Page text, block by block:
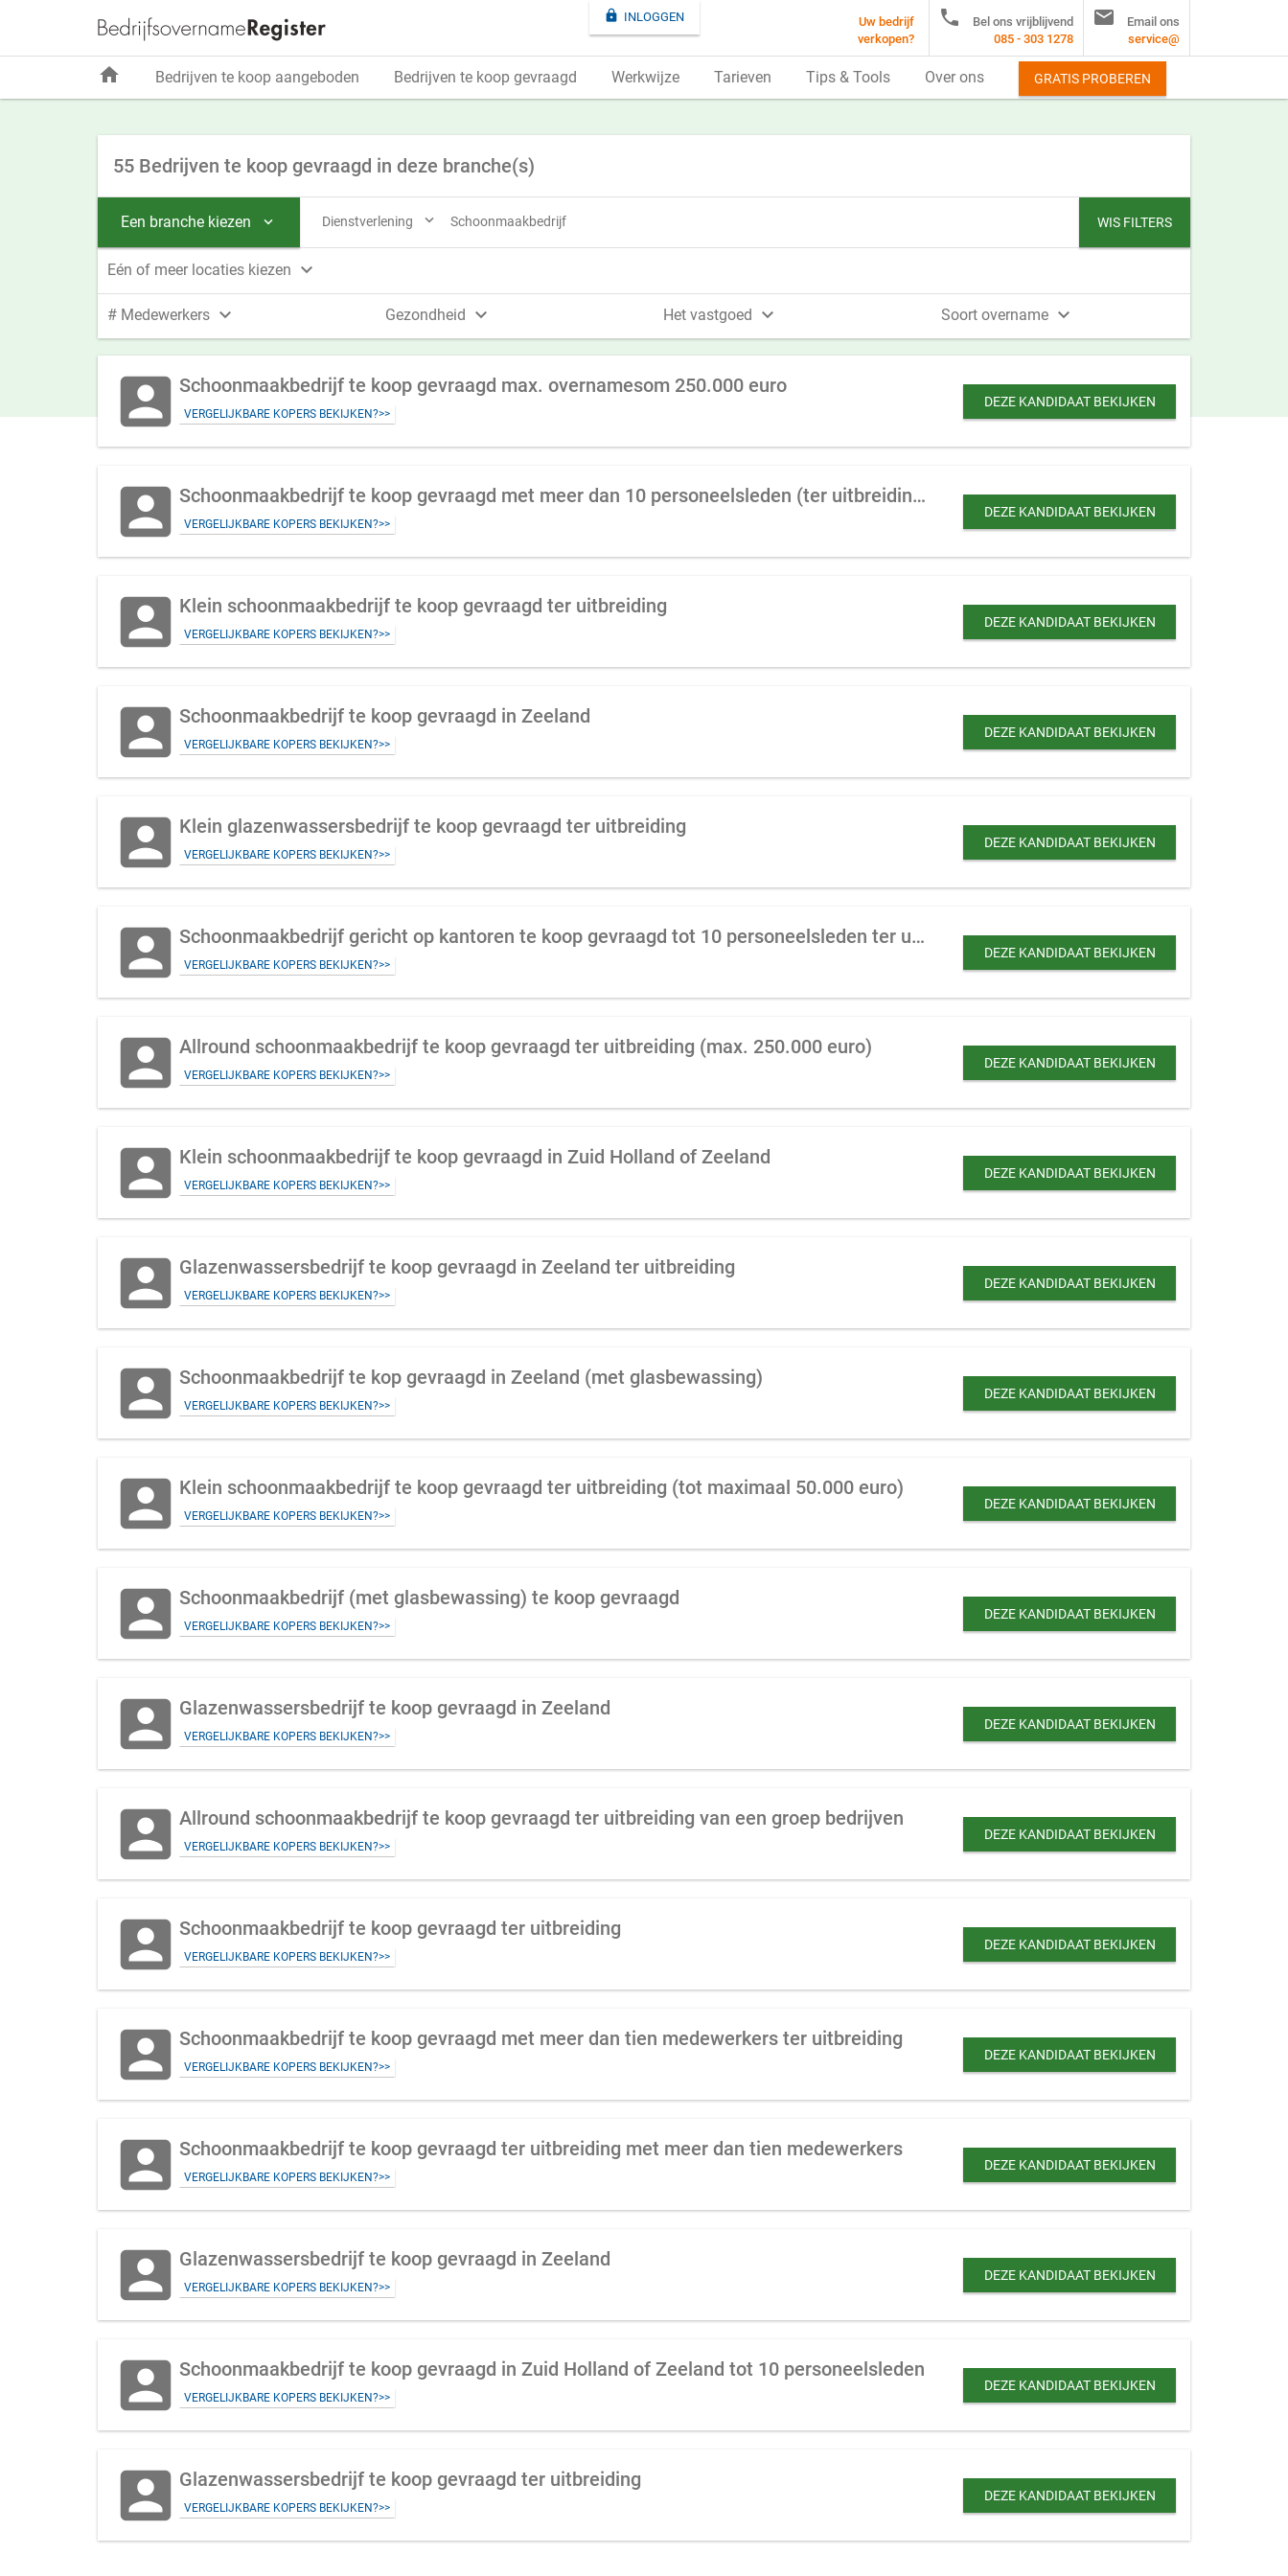
55 Bedrijven te koop gevraagd in deze branche(s)
Een branche kiezen  Dienstverlening  Schoonmaakbedrijf
Eén of meer locaties kiezen 
# Medewerkers  Gezondheid  Het vastgoed  Soort overname 
WIS FILTERS
account_box Schoonmaakbedrijf te koop gevraagd max. overnamesom 250.000 euro
VERGELIJKBARE KOPERS BEKIJKEN?>>
DEZE KANDIDAAT BEKIJKEN
account_box Schoonmaakbedrijf te koop gevraagd met meer dan 10 personeelsleden (ter uitbreiding)
VERGELIJKBARE KOPERS BEKIJKEN?>>
DEZE KANDIDAAT BEKIJKEN
account_box Klein schoonmaakbedrijf te koop gevraagd ter uitbreiding
VERGELIJKBARE KOPERS BEKIJKEN?>>
DEZE KANDIDAAT BEKIJKEN
account_box Schoonmaakbedrijf te koop gevraagd in Zeeland
VERGELIJKBARE KOPERS BEKIJKEN?>>
DEZE KANDIDAAT BEKIJKEN
account_box Klein glazenwassersbedrijf te koop gevraagd ter uitbreiding
VERGELIJKBARE KOPERS BEKIJKEN?>>
DEZE KANDIDAAT BEKIJKEN
account_box Schoonmaakbedrijf gericht op kantoren te koop gevraagd tot 10 personeelsleden ter uitbreiding
VERGELIJKBARE KOPERS BEKIJKEN?>>
DEZE KANDIDAAT BEKIJKEN
account_box Allround schoonmaakbedrijf te koop gevraagd ter uitbreiding (max. 250.000 euro)
VERGELIJKBARE KOPERS BEKIJKEN?>>
DEZE KANDIDAAT BEKIJKEN
account_box Klein schoonmaakbedrijf te koop gevraagd in Zuid Holland of Zeeland
VERGELIJKBARE KOPERS BEKIJKEN?>>
DEZE KANDIDAAT BEKIJKEN
account_box Glazenwassersbedrijf te koop gevraagd in Zeeland ter uitbreiding
VERGELIJKBARE KOPERS BEKIJKEN?>>
DEZE KANDIDAAT BEKIJKEN
account_box Schoonmaakbedrijf te kop gevraagd in Zeeland (met glasbewassing)
VERGELIJKBARE KOPERS BEKIJKEN?>>
DEZE KANDIDAAT BEKIJKEN
account_box Klein schoonmaakbedrijf te koop gevraagd ter uitbreiding (tot maximaal 50.000 euro)
VERGELIJKBARE KOPERS BEKIJKEN?>>
DEZE KANDIDAAT BEKIJKEN
account_box Schoonmaakbedrijf (met glasbewassing) te koop gevraagd
VERGELIJKBARE KOPERS BEKIJKEN?>>
DEZE KANDIDAAT BEKIJKEN
account_box Glazenwassersbedrijf te koop gevraagd in Zeeland
VERGELIJKBARE KOPERS BEKIJKEN?>>
DEZE KANDIDAAT BEKIJKEN
account_box Allround schoonmaakbedrijf te koop gevraagd ter uitbreiding van een groep bedrijven
VERGELIJKBARE KOPERS BEKIJKEN?>>
DEZE KANDIDAAT BEKIJKEN
account_box Schoonmaakbedrijf te koop gevraagd ter uitbreiding
VERGELIJKBARE KOPERS BEKIJKEN?>>
DEZE KANDIDAAT BEKIJKEN
account_box Schoonmaakbedrijf te koop gevraagd met meer dan tien medewerkers ter uitbreiding
VERGELIJKBARE KOPERS BEKIJKEN?>>
DEZE KANDIDAAT BEKIJKEN
account_box Schoonmaakbedrijf te koop gevraagd ter uitbreiding met meer dan tien medewerkers
VERGELIJKBARE KOPERS BEKIJKEN?>>
DEZE KANDIDAAT BEKIJKEN
account_box Glazenwassersbedrijf te koop gevraagd in Zeeland
VERGELIJKBARE KOPERS BEKIJKEN?>>
DEZE KANDIDAAT BEKIJKEN
account_box Schoonmaakbedrijf te koop gevraagd in Zuid Holland of Zeeland tot 10 personeelsleden
VERGELIJKBARE KOPERS BEKIJKEN?>>
DEZE KANDIDAAT BEKIJKEN
account_box Glazenwassersbedrijf te koop gevraagd ter uitbreiding
VERGELIJKBARE KOPERS BEKIJKEN?>>
DEZE KANDIDAAT BEKIJKEN
 INLOGGEN
Uw bedrijf
verkopen?

Bel ons vrijblijvend
085 - 303 1278

Email ons
service@
home Bedrijven te koop aangeboden Bedrijven te koop gevraagd Werkwijze Tarieven Tips & Tools Over ons GRATIS PROBEREN